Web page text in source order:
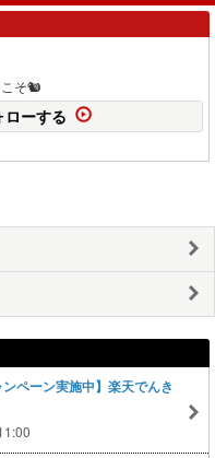
こそ🐿
ローする
ペーン実施中】楽天でんき